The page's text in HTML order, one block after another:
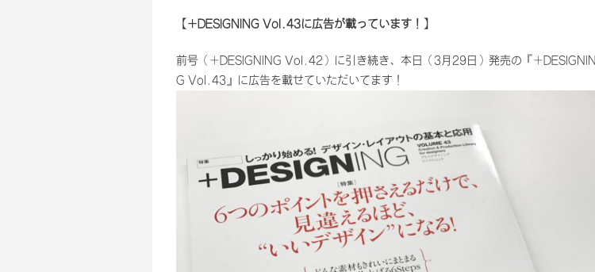
【+DESIGNING Vol.43に広告が載っています！】
前号（+DESIGNING Vol.42）に引き続き、本日（3月29日）発売の『+DESIGNIN
G Vol.43』に広告を載せていただいてます！